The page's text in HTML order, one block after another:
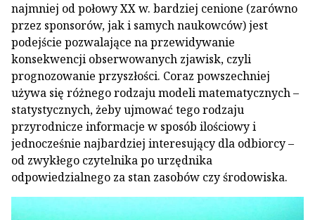
najmniej od połowy XX w. bardziej cenione (zarówno
przez sponsorów, jak i samych naukowców) jest
podejście pozwalające na przewidywanie
konsekwencji obserwowanych zjawisk, czyli
prognozowanie przyszłości. Coraz powszechniej
używa się różnego rodzaju modeli matematycznych –
statystycznych, żeby ujmować tego rodzaju
przyrodnicze informacje w sposób ilościowy i
jednocześnie najbardziej interesujący dla odbiorcy –
od zwykłego czytelnika po urzędnika
odpowiedzialnego za stan zasobów czy środowiska.